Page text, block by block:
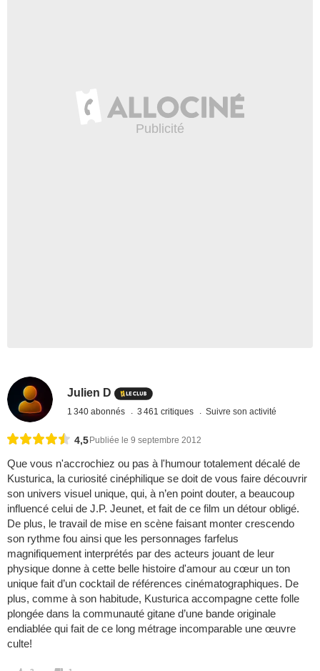
Julien D
1 340 abonnés 3 461 critiques Suivre son activité
4,5 Publiée le 9 septembre 2012
Que vous n'accrochiez ou pas à l'humour totalement décalé de
Kusturica, la curiosité cinéphilique se doit de vous faire découvrir
son univers visuel unique, qui, à n’en point douter, a beaucoup
influencé celui de J.P. Jeunet, et fait de ce film un détour obligé.
De plus, le travail de mise en scène faisant monter crescendo
son rythme fou ainsi que les personnages farfelus
magnifiquement interprétés par des acteurs jouant de leur
physique donne à cette belle histoire d'amour au cœur un ton
unique fait d’un cocktail de références cinématographiques. De
plus, comme à son habitude, Kusturica accompagne cette folle
plongée dans la communauté gitane d’une bande originale
endiablée qui fait de ce long métrage incomparable une œuvre
culte!